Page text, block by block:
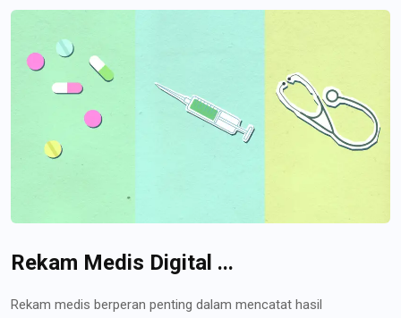
Rekam Medis Digital ...
Rekam medis berperan penting dalam mencatat hasil